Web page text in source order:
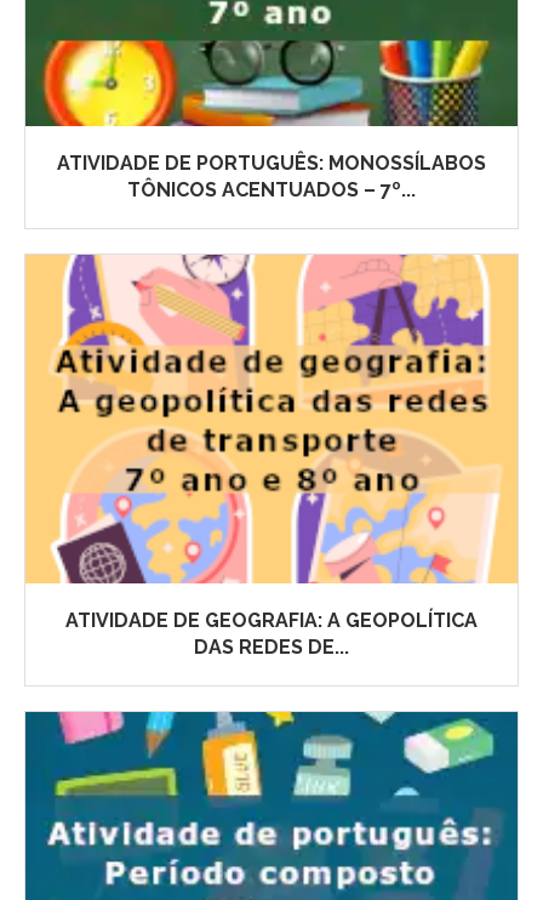
ATIVIDADE DE PORTUGUÊS: MONOSSÍLABOS
TÔNICOS ACENTUADOS – 7º...
ATIVIDADE DE GEOGRAFIA: A GEOPOLÍTICA
DAS REDES DE...